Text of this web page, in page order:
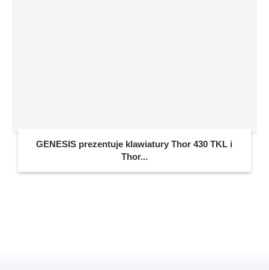
GENESIS prezentuje klawiatury Thor 430 TKL i
Thor...